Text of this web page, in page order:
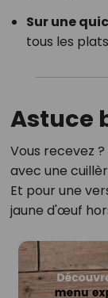
Sur une
tous les
Astuce
Vous recevez
avec une
Et pour une
jaune d'œuf